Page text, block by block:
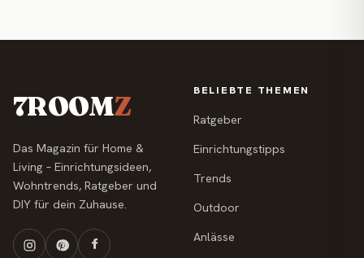
7ROOMZ
Das Magazin für Home &
Living – Einrichtungsideen,
Wohntrends, Ratgeber und
DIY für dein Zuhause.
BELIEBTE THEMEN
Ratgeber
Einrichtungstipps
Trends
Outdoor
Anlässe